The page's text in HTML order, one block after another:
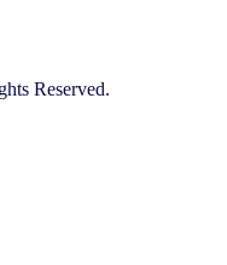
Reserved.